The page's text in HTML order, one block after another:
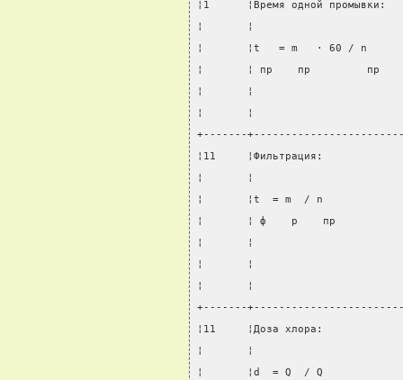
¦1      ¦Время одной
¦       ¦
¦       ¦t   = m   · 60 / n
¦       ¦ пр    пр
¦       ¦
¦       ¦
+-------
¦11     ¦Фильтрация:
¦       ¦
¦       ¦t  = m  / n
¦       ¦ ф    р    пр
¦       ¦
¦       ¦
¦       ¦
+-------
¦11     ¦Доза хлора:
¦       ¦
¦       ¦d  = Q  / Q